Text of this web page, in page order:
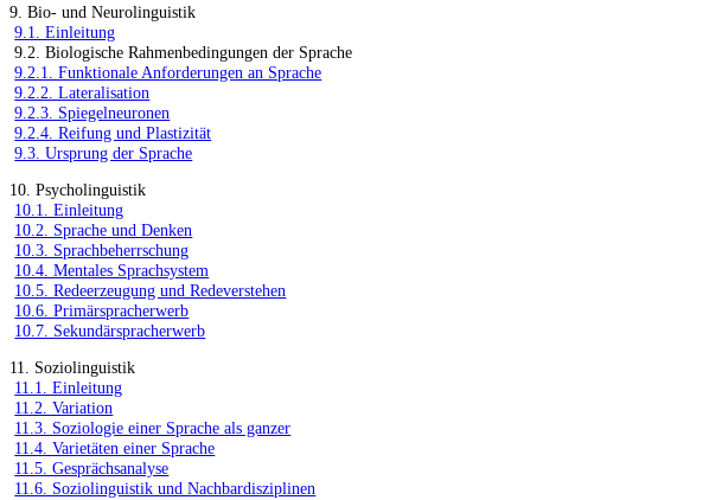
9. Bio- und Neurolinguistik
9.1. Einleitung
9.2. Biologische Rahmenbedingungen der Sprache
9.2.1. Funktionale Anforderungen an Sprache
9.2.2. Lateralisation
9.2.3. Spiegelneuronen
9.2.4. Reifung und Plastizität
9.3. Ursprung der Sprache
10. Psycholinguistik
10.1. Einleitung
10.2. Sprache und Denken
10.3. Sprachbeherrschung
10.4. Mentales Sprachsystem
10.5. Redeerzeugung und Redeverstehen
10.6. Primärspracherwerb
10.7. Sekundärspracherwerb
11. Soziolinguistik
11.1. Einleitung
11.2. Variation
11.3. Soziologie einer Sprache als ganzer
11.4. Varietäten einer Sprache
11.5. Gesprächsanalyse
11.6. Soziolinguistik und Nachbardisziplinen